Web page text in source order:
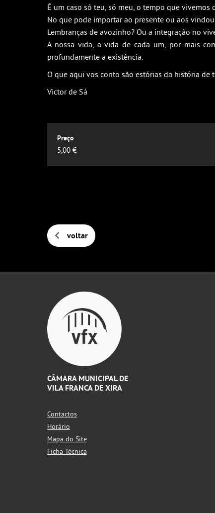
Outlook Online
Yahoo! Calendar
É um caso só teu, só meu, o tempo que
No que pode importar ao presente ou aos
Lembranças de avozinho? Ou a integração no
A nossa vida, a vida de cada um, por mais
profundamente a existência.
O que aqui vos conto são estórias da história de
Victor de Sá
5,00 €
voltar
CÂMARA MUNICIPAL DE
VILA FRANCA DE XIRA
Contactos
Horário
Mapa do Site
Ficha Técnica